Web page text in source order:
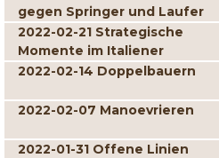
gegen Springer und Laufer
2022-02-21 Strategische
Momente im Italiener
2022-02-14 Doppelbauern
2022-02-07 Manoevrieren
2022-01-31 Offene Linien